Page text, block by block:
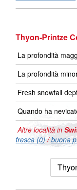
Thyon-Printze
La profondità
La profondità
Fresh snowfall
Quando ha
Altre località in
fresca (0)/buona